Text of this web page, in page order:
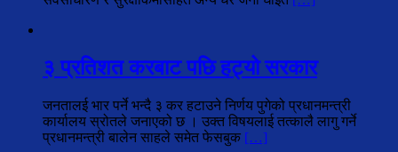
३ प्रतिशत करबाट पछि हट्यो सरकार
जनतालई भार पर्ने भन्दै ३ कर हटाउने निर्णय पुगेको प्रधानमन्त्री
कार्यालय स्रोतले जनाएको छ । उक्त विषयलाई तत्कालै लागु गर्ने
प्रधानमन्त्री बालेन साहले समेत फेसबुक […]